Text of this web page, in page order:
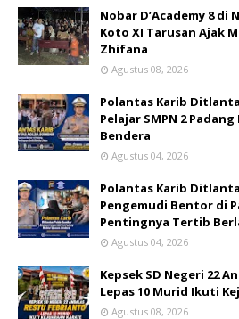
Nobar D’Academy 8 di
Koto XI Tarusan Ajak
Zhifana
Agustus 08, 2026
Polantas Karib
Pelajar SMPN 2
Bendera
Agustus 04, 2026
Polantas Karib
Pengemudi Bentor di
Pentingnya Tertib
Agustus 04, 2026
Kepsek SD Negeri 22
Lepas 10 Murid Ikuti
Agustus 08, 2026